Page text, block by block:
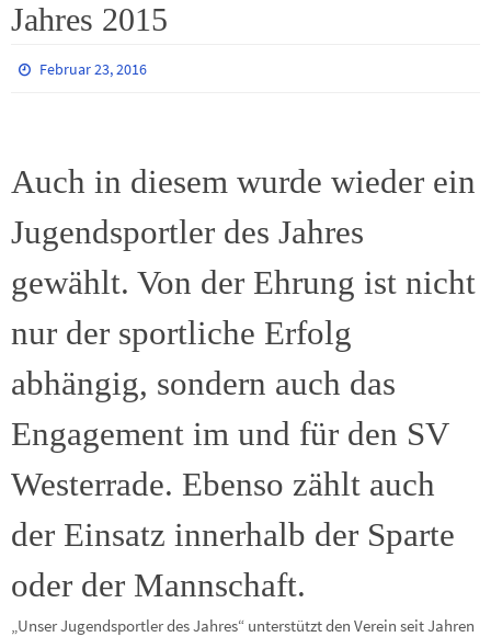
Jahres 2015
Februar 23, 2016
Auch in diesem wurde wieder ein
Jugendsportler des Jahres
gewählt. Von der Ehrung ist nicht
nur der sportliche Erfolg
abhängig, sondern auch das
Engagement im und für den SV
Westerrade. Ebenso zählt auch
der Einsatz innerhalb der Sparte
oder der Mannschaft.
„Unser Jugendsportler des Jahres“ unterstützt den Verein seit Jahren